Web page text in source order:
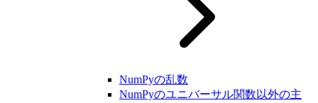
NumPyの乱数
NumPyのユニバーサル関数以外の主